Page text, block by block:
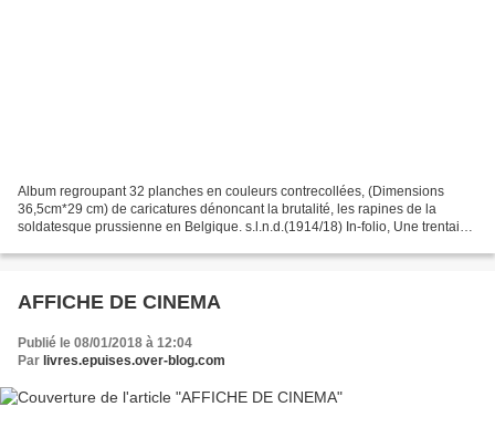
Album regroupant 32 planches en couleurs contrecollées, (Dimensions
36,5cm*29 cm) de caricatures dénoncant la brutalité, les rapines de la
soldatesque prussienne en Belgique. s.l.n.d.(1914/18) In-folio, Une trentaine
AFFICHE DE CINEMA
Publié le 08/01/2018 à 12:04
Par livres.epuises.over-blog.com